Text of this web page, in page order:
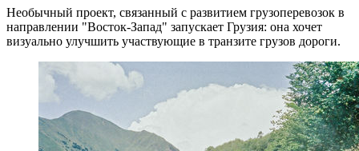
Необычный проект, связанный с развитием грузоперевозок в
направлении "Восток-Запад" запускает Грузия: она хочет
визуально улучшить участвующие в транзите грузов дороги.